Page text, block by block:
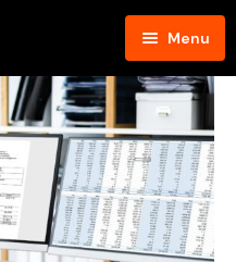
Menu
Inicio
Blog
Podcast
Hosts